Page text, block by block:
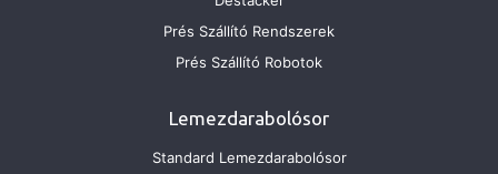
Prés Szállító Rendszerek
Prés Szállító Robotok
Lemezdarabolósor
Standard Lemezdarabolósor